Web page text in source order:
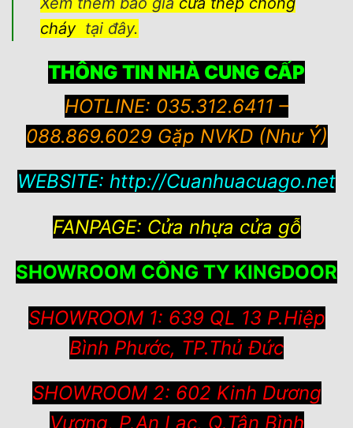
cháytại đây.
THÔNG TIN NHÀ CUNG CẤP
HOTLINE: 035.312.6411 –
088.869.6029 Gặp NVKD (Như Ý)
WEBSITE: http://Cuanhuacuago.net
FANPAGE: Cửa nhựa cửa gỗ
SHOWROOM CÔNG TY KINGDOOR
SHOWROOM 1: 639 QL 13 P.Hiệp
Bình Phước, TP.Thủ Đức
SHOWROOM 2: 602 Kinh Dương
Vương, P.An Lạc, Q.Tân Bình